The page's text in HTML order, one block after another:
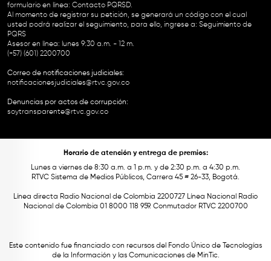
formulario en línea: Contacto PQRSD.
Al momento de registrar su petición, se generará un código con el cual
usted podrá realizar el seguimiento, para ello, ingrese a: Seguimiento de
PQRS
Asesor en línea: lunes 9:30 a.m. - 12 m.
(+57) (601) 2200700
Correo de notificaciones judiciales:
notificacionesjudiciales@rtvc.gov.co
Denuncias por actos de corrupción:
soytransparente@rtvc.gov.co
Horario de atención y entrega de premios:
Lunes a viernes de 8:30 a.m. a 1 p.m. y de 2:30 p.m. a 4:30 p.m.
RTVC Sistema de Medios Públicos, Carrera 45 # 26-33, Bogotá.
Línea directa Radio Nacional de Colombia 2200727 Línea Nacional Radio
Nacional de Colombia 01 8000 118 959. Conmutador RTVC 2200700
Este contenido fue financiado con recursos del Fondo Único de Tecnologías
de la Información y las Comunicaciones de MinTic.